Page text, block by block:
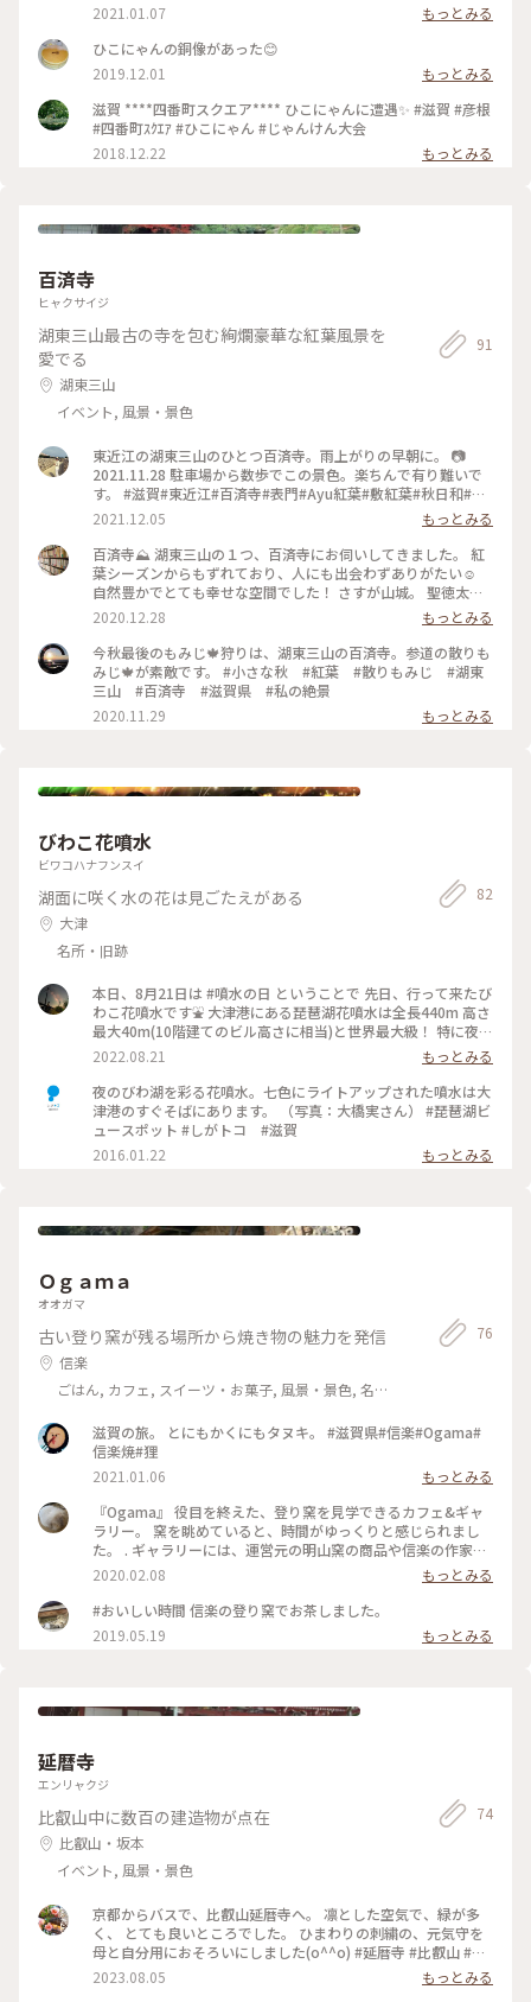
2021.01.07
もっとみる
ひこにゃんの銅像があった😊
2019.12.01
もっとみる
滋賀 ****四番町スクエア**** ひこにゃんに遭遇✨ #滋賀 #彦根
#四番町ｽｸｴｱ #ひこにゃん #じゃんけん大会
2018.12.22
もっとみる
百済寺
ヒャクサイジ
湖東三山最古の寺を包む絢爛豪華な紅葉風景を
愛でる
湖東三山
イベント, 風景・景色
91
東近江の湖東三山のひとつ百済寺。雨上がりの早朝に。 📷
2021.11.28 駐車場から数歩でこの景色。楽ちんで有り難いで
す。 #滋賀#東近江#百済寺#表門#Ayu紅葉#敷紅葉#秋日和#私
のことりっぷ#湖東三山
2021.12.05
もっとみる
百済寺⛰ 湖東三山の１つ、百済寺にお伺いしてきました。 紅
葉シーズンからもずれており、人にも出会わずありがたい☺️
自然豊かでとても幸せな空間でした！ さすが山城。 聖徳太子
さまとも関わりの深いお寺。見晴らし台が途中にあり、交通の
要所に建つお寺からの眺めは圧巻でした。 信長に焼き討ちさ
れる前、ルイスフロイスによって 天空の楽園 と評されたこち
らのお寺。その評価を裏切らない景色でした。 庭園でまった
りしていたらやって来てくれた猫ちゃん🐈 人懐っこくて甘えた
2020.12.28
もっとみる
今秋最後のもみじ🍁狩りは、湖東三山の百済寺。参道の散りも
みじ🍁が素敵です。 #小さな秋 #紅葉 #散りもみじ #湖東
三山 #百済寺 #滋賀県 #私の絶景
2020.11.29
もっとみる
びわこ花噴水
ビワコハナフンスイ
湖面に咲く水の花は見ごたえがある
大津
名所・旧跡
82
本日、8月21日は #噴水の日 ということで 先日、行って来たび
わこ花噴水です⛲️ 大津港にある琵琶湖花噴水は全長440m 高さ
最大40m(10階建てのビル高さに相当)と世界最大級！ 特に夜は
透明・橙・緑と3色のライトアップを愉しめます✨ ◇びわこ花
噴水 ※運転時間 12:00〜12:30 15:00〜15:30 18:30〜19:30 ※
噴水運転時に強風、雨天、雷、濃霧などの 悪天候の場合や琵
琶湖の異常渇水 異常増水の場合は運転を休止する場合があり
ます。 ※毎月第2・第4水曜日は噴水設備点検のため 運転を休
されると噴水が目の前です。😊 撮影日:2022年8月14日 #私の
2022.08.21
もっとみる
夜のびわ湖を彩る花噴水。七色にライトアップされた噴水は大
津港のすぐそばにあります。 （写真：大橋実さん） #琵琶湖ビ
ュースポット #しがトコ #滋賀
2016.01.22
もっとみる
Ｏｇａｍａ
オオガマ
古い登り窯が残る場所から焼き物の魅力を発信
信楽
ごはん, カフェ, スイーツ・お菓子, 風景・景色, 名
76
滋賀の旅。 とにもかくにもタヌキ。 #滋賀県#信楽#Ogama#
信楽焼#狸
2021.01.06
もっとみる
『Ogama』 役目を終えた、登り窯を見学できるカフェ&ギャ
ラリー。 窯を眺めていると、時間がゆっくりと感じられまし
た。 . ギャラリーには、運営元の明山窯の商品や信楽の作家さ
んの作品などが並んでいます。 スタイリッシュだけどどこかほ
っとする温かさ✨ 陶芸教室も行われているそうです。
#Ogama #器 #信楽焼 #滋賀 #信楽 #窯 #冬のおでかけ
2020.02.08
もっとみる
#おいしい時間 信楽の登り窯でお茶しました。
2019.05.19
もっとみる
延暦寺
エンリャクジ
比叡山中に数百の建造物が点在
比叡山・坂本
イベント, 風景・景色
74
京都からバスで、比叡山延暦寺へ。 凛とした空気で、緑が多
く、 とても良いところでした。 ひまわりの刺繍の、元気守を
母と自分用におそろいにしました(o^^o) #延暦寺 #比叡山 #比
叡山延暦寺 #京都 #滋賀県 #滋賀 #カメラ旅 #私のことりっぷ旅
#美しい町
2023.08.05
もっとみる